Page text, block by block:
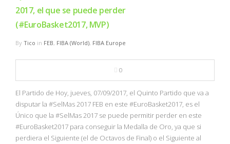
OTROS
NBA
MULTIMEDIA
RIO 2016
2017, el que se puede perder
(#EuroBasket2017, MVP)
By Tico in FEB, FIBA (World), FIBA Europe
0
El Partido de Hoy, jueves, 07/09/2017, el Quinto Partido que va a
disputar la #SelMas 2017 FEB en este #EuroBasket2017, es el
Único que la #SelMas 2017 se puede permitir perder en este
#EuroBasket2017 para conseguir la Medalla de Oro, ya que si
perdiera el Siguiente (el de Octavos de Final) o el Siguiente al